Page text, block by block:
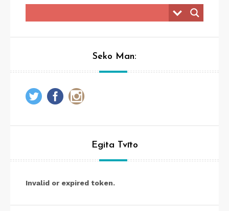
Seko Man:
Egita Tvīto
Invalid or expired token.